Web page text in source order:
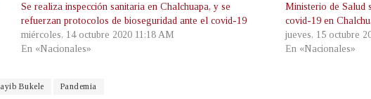
Se realiza inspección sanitaria en Chalchuapa, y se
refuerzan protocolos de bioseguridad ante el covid-19
miércoles, 14 octubre 2020 11:18 AM
En «Nacionales»
Ministerio de Salud
covid-19 en
jueves, 15 octubre
En «Nacionales»
Bukele Pandemia